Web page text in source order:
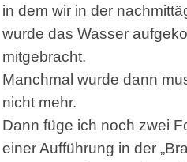
in dem wir in der
wurde das Wasser
mitgebracht.
Manchmal wurde dann
nicht mehr.
Dann füge ich noch zwei
einer Aufführung in der